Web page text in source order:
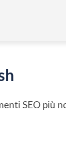
SEO più